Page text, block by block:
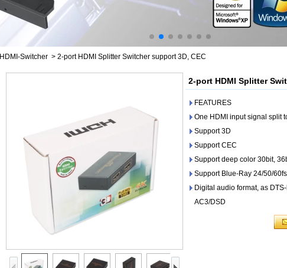
HDMI-Switcher > 2-port HDMI Splitter Switcher support 3D, CEC
2-port HDMI Splitter
FEATURES
One HDMI input signal split
Support 3D
Support CEC
Support deep color 30bit,
Support Blue-Ray 24/50/
Digital audio format, as
AC3/DSD